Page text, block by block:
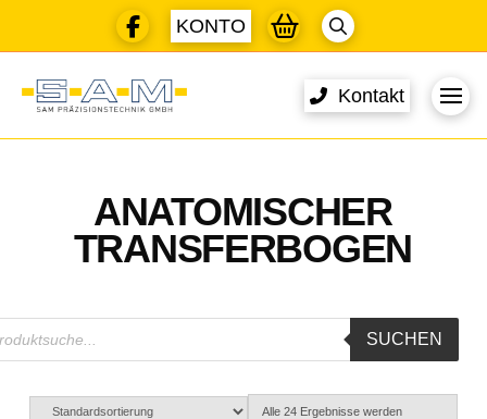
KONTO
Kontakt
ANATOMISCHER
TRANSFERBOGEN
SUCHEN
Alle 24 Ergebnisse werden